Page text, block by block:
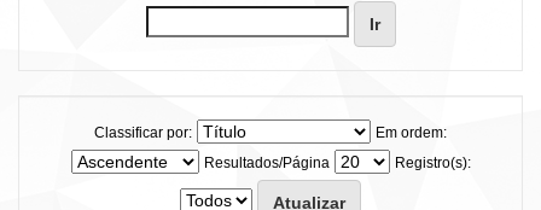
Classificar por:
Em ordem:
Resultados/Página
Registro(s):